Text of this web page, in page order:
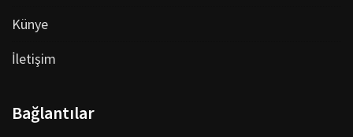
Künye
İletişim
Bağlantılar